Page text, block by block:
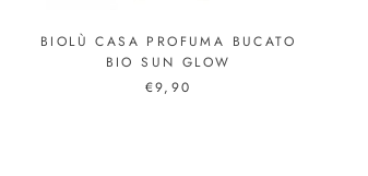
BIOLÙ CASA PROFUMA BUCATO
BIO SUN GLOW
€9,90